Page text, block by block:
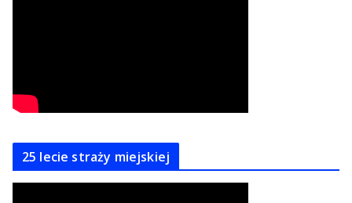
25 lecie straży miejskiej